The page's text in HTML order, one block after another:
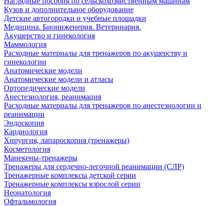
Кузов и дополнительное оборудование
Детские автогородки и учебные площадки
Медицина. Биоинженерия. Ветеринария.
Акушерство и гинекология
Маммология
Расходные материалы для тренажеров по акушерству и
гинекологии
Анатомические модели
Анатомические модели и атласы
Ортопедические модели
Анестезиология, реанимация
Расходные материалы для тренажеров по анестезиологии и
реанимации
Эндоскопия
Кардиология
Хирургия, лапароскопия (тренажеры)
Косметология
Манекены-тренажеры
Тренажеры для сердечно-легочной реанимации (СЛР)
Тренажерные комплексы детской серии
Тренажерные комплексы взрослой серии
Неонатология
Офтальмология